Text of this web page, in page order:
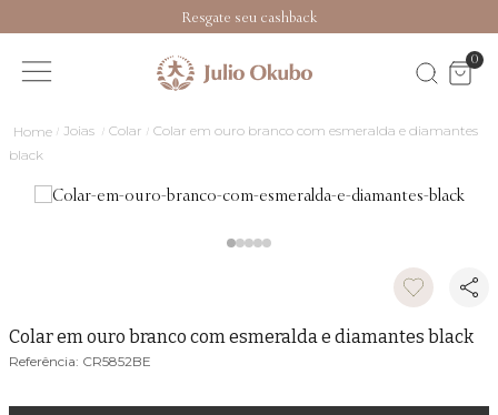
Resgate seu cashback
0
Joias Colar
Colar em ouro branco com esmeralda e diamantes
black
Colar em ouro branco com esmeralda e diamantes black
CR5852BE